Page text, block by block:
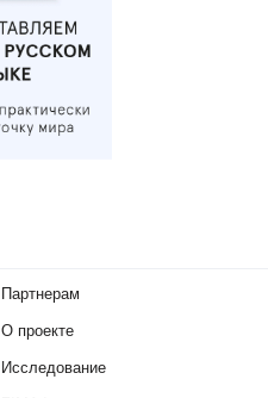
Партнерам
О проекте
Исследование